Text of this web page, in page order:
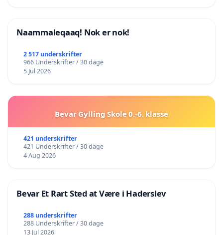
Naammaleqaaq! Nok er nok!
2 517 underskrifter
966 Underskrifter / 30 dage
5 Jul 2026
Bevar Gylling Skole 0.-6. klasse
421 underskrifter
421 Underskrifter / 30 dage
4 Aug 2026
Bevar Et Rart Sted at Være i Haderslev
288 underskrifter
288 Underskrifter / 30 dage
13 Jul 2026